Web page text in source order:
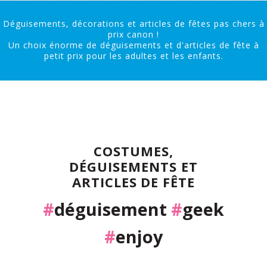
Déguisements, décorations et articles de fêtes pas chers à
prix canon !
Un choix énorme de déguisements et d'articles de fête à
petit prix pour les adultes et les enfants.
COSTUMES,
DÉGUISEMENTS ET
ARTICLES DE FÊTE
#déguisement #geek
#enjoy